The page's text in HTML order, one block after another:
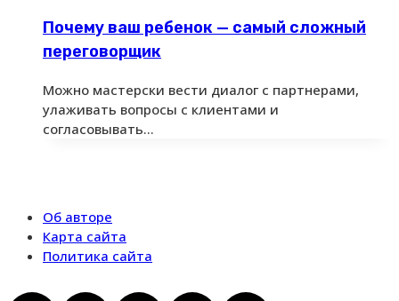
Почему ваш ребенок — самый сложный
переговорщик
Можно мастерски вести диалог с партнерами,
улаживать вопросы с клиентами и
согласовывать…
Об авторе
Карта сайта
Политика сайта